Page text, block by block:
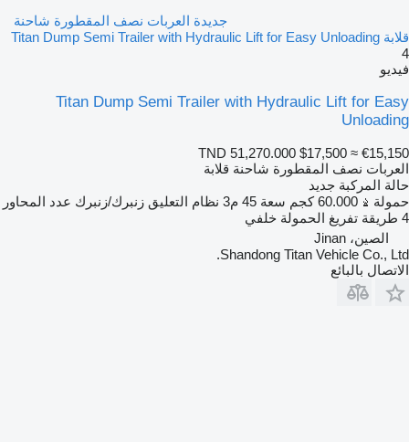
جديدة العربات نصف المقطورة شاحنة
قلابة Titan Dump Semi Trailer with Hydraulic Lift for Easy Unloading
4
فيديو
Titan Dump Semi Trailer with Hydraulic Lift for Easy
Unloading
TND 51,270.000 $17,500 ≈ €15,150
العربات نصف المقطورة شاحنة قلابة
حالة المركبة جديد
حمولة
60.000 كجم سعة 45 م3 نظام التعليق زنبرك/زنبرك عدد المحاور
4 طريقة تفريغ الحمولة خلفي
الصين، Jinan
Shandong Titan Vehicle Co., Ltd.
الاتصال بالبائع